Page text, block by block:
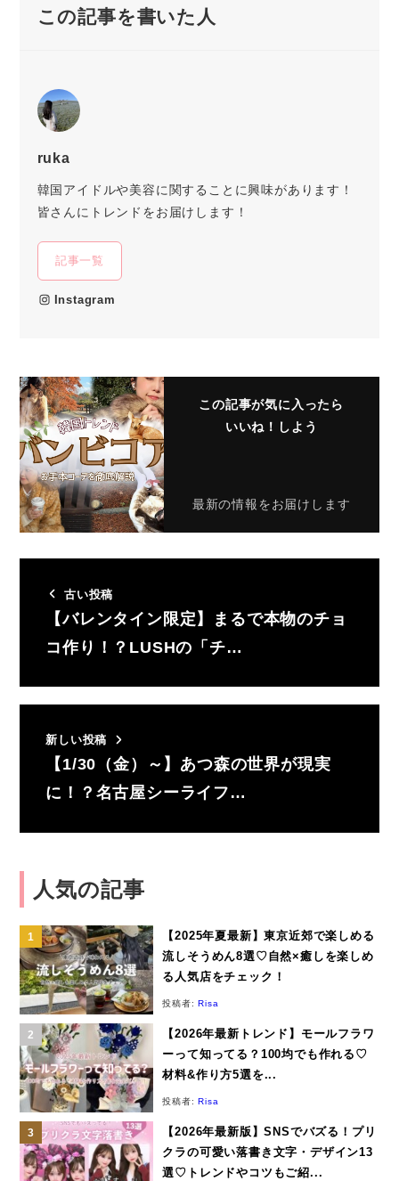
この記事を書いた人
ruka
韓国アイドルや美容に関することに興味があります！
皆さんにトレンドをお届けします！
記事一覧
Instagram
この記事が気に入ったら
いいね！しよう
最新の情報をお届けします
古い投稿
【バレンタイン限定】まるで本物のチョ
コ作り！？LUSHの「チ…
新しい投稿
【1/30（金）～】あつ森の世界が現実
に！？名古屋シーライフ…
人気の記事
【2025年夏最新】東京近郊で楽しめる
流しそうめん8選♡自然×癒しを楽しめ
る人気店をチェック！
投稿者:Risa
【2026年最新トレンド】モールフラワ
ーって知ってる？100均でも作れる♡
材料&作り方5選を...
投稿者:Risa
【2026年最新版】SNSでバズる！プリ
クラの可愛い落書き文字・デザイン13
選♡トレンドやコツもご紹...